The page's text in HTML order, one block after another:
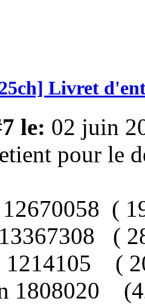
Livret
le: 02 juin
pour le
(
(
(
1808020